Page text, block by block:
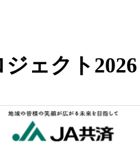
ェクト2026